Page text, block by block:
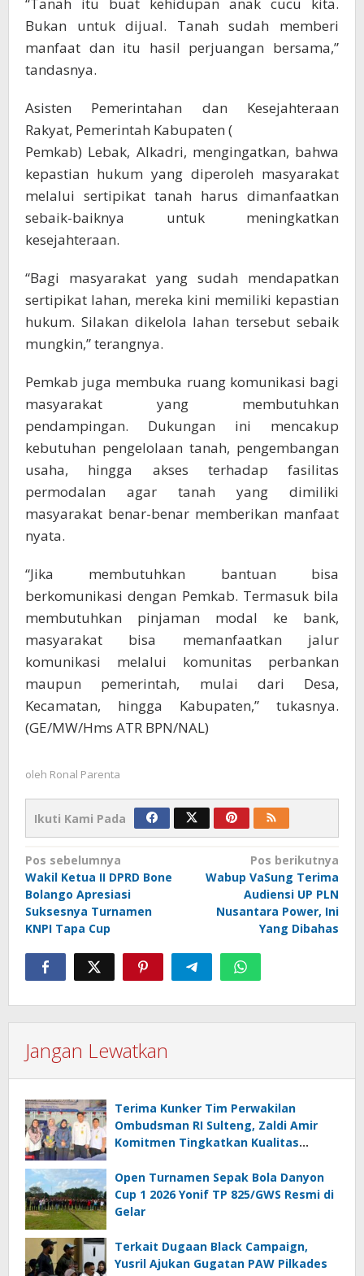
Bukan untuk dijual. Tanah sudah memberi
manfaat dan itu hasil perjuangan bersama,”
tandasnya.
Asisten Pemerintahan dan Kesejahteraan
Rakyat, Pemerintah Kabupaten (
Pemkab) Lebak, Alkadri, mengingatkan, bahwa
kepastian hukum yang diperoleh masyarakat
melalui sertipikat tanah harus dimanfaatkan
sebaik-baiknya untuk meningkatkan
kesejahteraan.
“Bagi masyarakat yang sudah mendapatkan
sertipikat lahan, mereka kini memiliki kepastian
hukum. Silakan dikelola lahan tersebut sebaik
mungkin,” terangnya.
Pemkab juga membuka ruang komunikasi bagi
masyarakat yang membutuhkan
pendampingan. Dukungan ini mencakup
kebutuhan pengelolaan tanah, pengembangan
usaha, hingga akses terhadap fasilitas
permodalan agar tanah yang dimiliki
masyarakat benar-benar memberikan manfaat
nyata.
“Jika membutuhkan bantuan bisa
berkomunikasi dengan Pemkab. Termasuk bila
membutuhkan pinjaman modal ke bank,
masyarakat bisa memanfaatkan jalur
komunikasi melalui komunitas perbankan
maupun pemerintah, mulai dari Desa,
Kecamatan, hingga Kabupaten,” tukasnya.
(GE/MW/Hms ATR BPN/NAL)
oleh Ronal Parenta
Ikuti Kami Pada
Navigasi
pos
Pos sebelumnya
Wakil Ketua II DPRD Bone
Bolango Apresiasi
Suksesnya Turnamen
KNPI Tapa Cup
Pos berikutnya
Wabup VaSung Terima
Audiensi UP PLN
Nusantara Power, Ini
Yang Dibahas
Jangan Lewatkan
Terima Kunker Tim Perwakilan
Ombudsman RI Sulteng, Zaldi Amir
Komitmen Tingkatkan Kualitas
Mal Administrasi
Open Turnamen Sepak Bola Danyon
Cup 1 2026 Yonif TP 825/GWS Resmi di
Gelar
Terkait Dugaan Black Campaign,
Yusril Ajukan Gugatan PAW Pilkades